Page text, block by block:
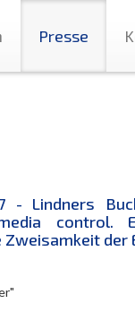
Presse
- Lindners
der